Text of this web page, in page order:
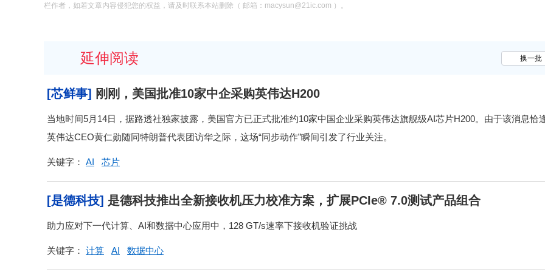
栏作者，如若文章内容侵犯您的权益，请及时联系本站删除（ 邮箱：macysun@21ic.com ）。
换一批
延伸阅读
[芯鲜事] 刚刚，美国批准10家中企采购英伟达H200
当地时间5月14日，据路透社独家披露，美国官方已正式批准约10家中国企业采购英伟达旗舰级AI芯片H200。由于该消息恰
英伟达CEO黄仁勋随同特朗普代表团访华之际，这场“同步动作”瞬间引发了行业关注。
关键字： AI 芯片
[是德科技] 是德科技推出全新接收机压力校准方案，扩展PCIe® 7.0测试产品组合
助力应对下一代计算、AI和数据中心应用中，128 GT/s速率下接收机验证挑战
关键字： 计算 AI 数据中心